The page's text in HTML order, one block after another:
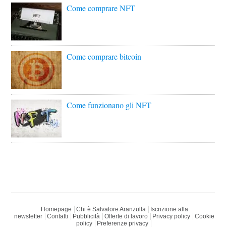
Come comprare NFT
Come comprare bitcoin
Come funzionano gli NFT
Homepage Chi è Salvatore Aranzulla
Iscrizione alla
newsletter
Contatti Pubblicità Offerte di lavoro Privacy policy
Cookie
policy
Preferenze privacy